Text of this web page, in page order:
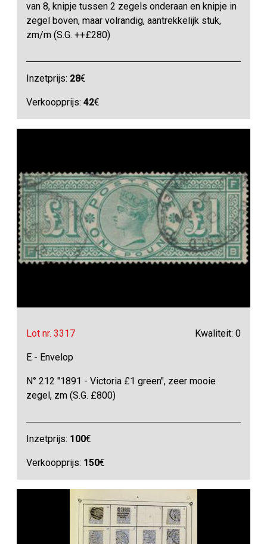
van 8, knipje tussen 2 zegels onderaan en knipje in
zegel boven, maar volrandig, aantrekkelijk stuk,
zm/m (S.G. ++£280)
Inzetprijs: 28€
Verkoopprijs:42€
Lot nr. 3317 Kwaliteit: 0
E - Envelop
N° 212 "1891 - Victoria £1 green", zeer mooie
zegel, zm (S.G. £800)
Inzetprijs: 100€
Verkoopprijs: 150€